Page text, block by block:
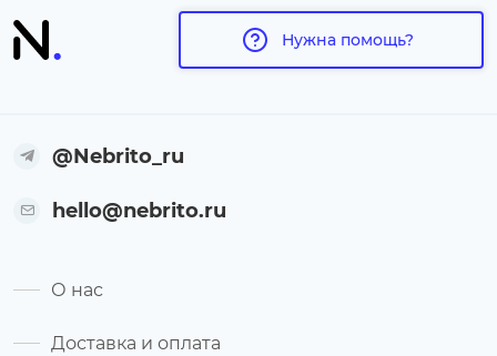
Нужна помощь?
@Nebrito_ru
hello@nebrito.ru
О нас
Доставка и оплата